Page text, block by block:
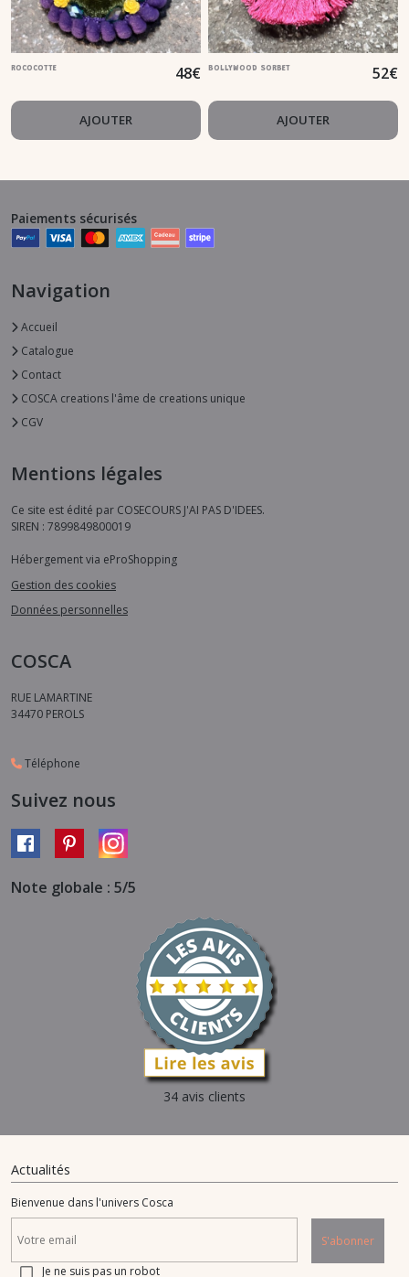
ROCOCOTTE 48€
AJOUTER
BOLLYWOOD SORBET 52€
AJOUTER
Paiements sécurisés
Navigation
Accueil
Catalogue
Contact
COSCA creations l'âme de creations unique
CGV
Mentions légales
Ce site est édité par COSECOURS J'AI PAS D'IDEES.
SIREN : 7899849800019
Hébergement via eProShopping
Gestion des cookies
Données personnelles
COSCA
RUE LAMARTINE
34470 PEROLS
Téléphone
Suivez nous
Note globale : 5/5
34 avis clients
Actualités
Bienvenue dans l'univers Cosca
S'abonner
Je ne suis pas un robot